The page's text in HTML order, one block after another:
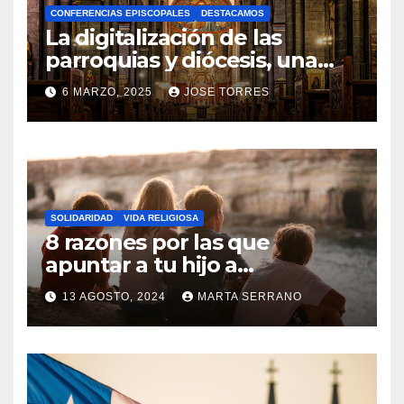
Y
C
O
M
N
T
A
R
I
O
S
CONFERENCIAS EPISCOPALES DESTACAMOS
La digitalización de las
parroquias y diócesis, una
realidad ya para el futuro de
la Iglesia
6 MARZO, 2025 JOSE TORRES
N
O
H
A
Y
SOLIDARIDAD VIDA RELIGIOSA
8 razones por las que
apuntar a tu hijo a
Catequesis
13 AGOSTO, 2024 MARTA SERRANO
N
O